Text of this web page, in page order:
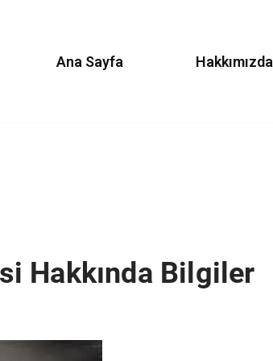
Ana Sayfa Hakkımızda
Hakkında Bilgiler